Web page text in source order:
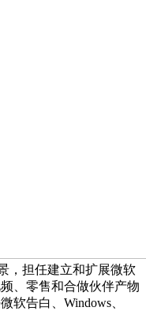
，担任建立和扩展微软
、零售和合做伙伴产物
软告白、Windows、